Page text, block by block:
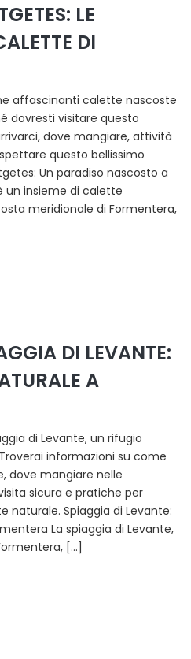
LE
DI
affascinanti calette nascoste
dovresti visitare questo
dove mangiare, attività
questo bellissimo
Un paradiso nascosto a
un insieme di calette
meridionale di Formentera,
DI LEVANTE:
A
di Levante, un rifugio
informazioni su come
dove mangiare nelle
sicura e pratiche per
naturale. Spiaggia di Levante:
La spiaggia di Levante,
[…]